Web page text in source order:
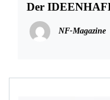
Der
Akademie eröffnet
NF-Magazine